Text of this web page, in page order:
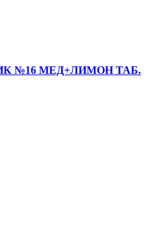
№16 МЕД+ЛИМОН ТАБ.